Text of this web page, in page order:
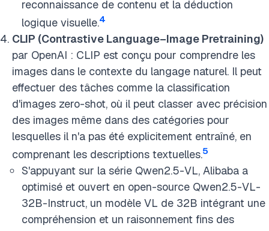
reconnaissance de contenu et la déduction
logique visuelle.4
CLIP (Contrastive Language–Image Pretraining)
par OpenAI : CLIP est conçu pour comprendre les
images dans le contexte du langage naturel. Il peut
effectuer des tâches comme la classification
d'images zero-shot, où il peut classer avec précision
des images même dans des catégories pour
lesquelles il n'a pas été explicitement entraîné, en
comprenant les descriptions textuelles.5
S'appuyant sur la série Qwen2.5-VL, Alibaba a
optimisé et ouvert en open-source Qwen2.5-VL-
32B-Instruct, un modèle VL de 32B intégrant une
compréhension et un raisonnement fins des